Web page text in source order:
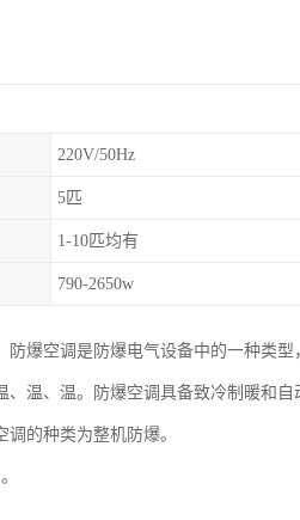
220V/50Hz
5匹
1-10匹均有
790-2650w
爆空调是防爆电气设备中的一种类型
温、温。防爆空调具备致冷制暖和自
的种类为整机防爆。